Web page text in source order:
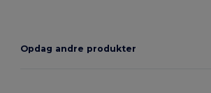
Opdag andre produkter